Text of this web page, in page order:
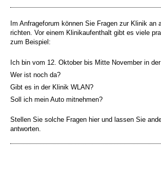
Im Anfrageforum können Sie Fragen zur Klinik an
richten. Vor einem Klinikaufenthalt gibt es viele
zum Beispiel:
Ich bin vom 12. Oktober bis Mitte November in der
Wer ist noch da?
Gibt es in der Klinik WLAN?
Soll ich mein Auto mitnehmen?
Stellen Sie solche Fragen hier und lassen Sie
antworten.